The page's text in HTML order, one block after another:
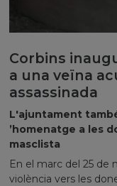
Corbins
a una veïna
assassinada
L'ajuntament
’homenatge a les
masclista
En el marc del 25 de
violència vers les